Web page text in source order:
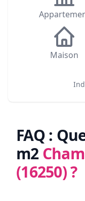
Maison
FAQ :
m2
(16250)?